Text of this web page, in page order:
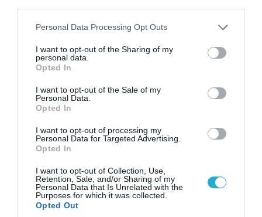
Please note that this website/app uses one or more Google
not limited to your visit or usage behaviour. You may click to
grant or deny consent to Google and its third-party tags to
use your data for below specified purposes in below Google
consent section.
Personal Data Processing Opt Outs
I want to opt-out of the Sharing of my
personal data.
Opted In
I want to opt-out of the Sale of my
Personal Data.
Opted In
I want to opt-out of processing my
Personal Data for Targeted Advertising.
Opted In
I want to opt-out of Collection, Use,
Retention, Sale, and/or Sharing of my
Personal Data that Is Unrelated with the
Purposes for which it was collected.
Opted Out
07.08.2026 | 18:02
εξοπλισμό των ΗΠΑ με Ουκρανούς και
Αμερικανούς μισθοφόρους – Δείτε βίντεο